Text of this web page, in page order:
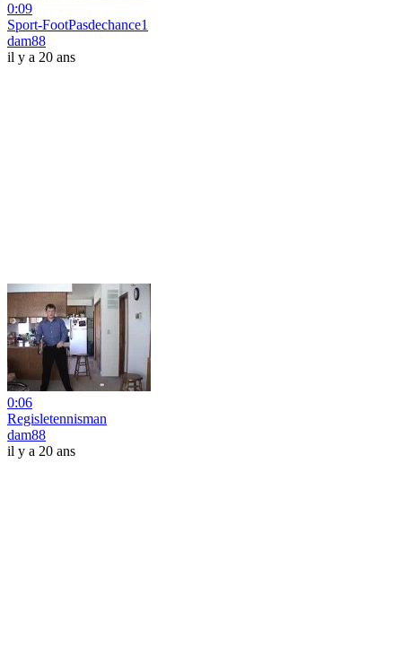
0:09
Sport-FootPasdechance1
dam88
il y a 20 ans
0:06
Regisletennisman
dam88
il y a 20 ans